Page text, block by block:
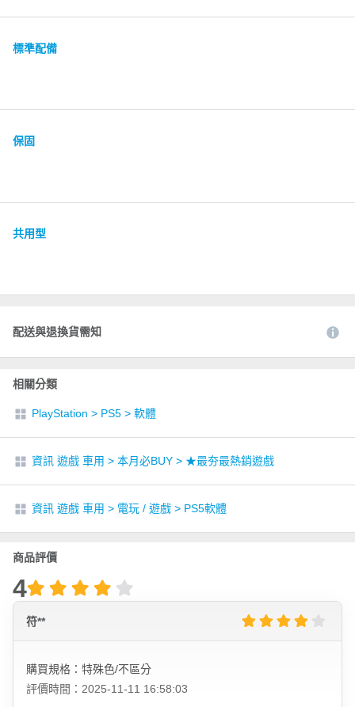
標準配備
保固
共用型
配送與退換貨需知
相關分類
PlayStation > PS5 > 軟體
資訊 遊戲 車用 > 本月必BUY > ★最夯最熱銷遊戲
資訊 遊戲 車用 > 電玩 / 遊戲 > PS5軟體
商品評價
4
符**
購買規格：特殊色/不區分
評價時間：2025-11-11 16:58:03